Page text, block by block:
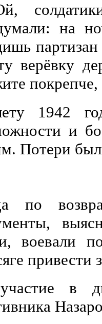
на
верёвку
1942
и
Потери
по
воевали
привести
в